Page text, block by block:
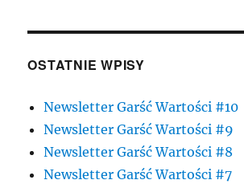
OSTATNIE WPISY
Newsletter Garść Wartości #10
Newsletter Garść Wartości #9
Newsletter Garść Wartości #8
Newsletter Garść Wartości #7